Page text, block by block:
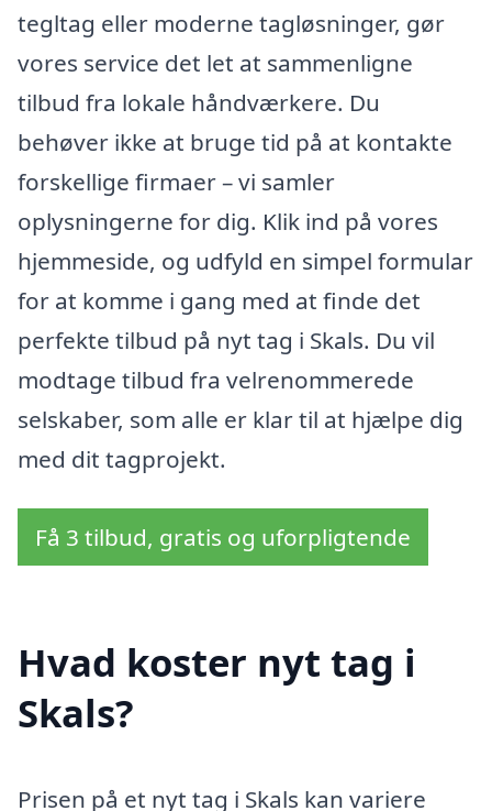
tegltag eller moderne tagløsninger, gør
vores service det let at sammenligne
tilbud fra lokale håndværkere. Du
behøver ikke at bruge tid på at kontakte
forskellige firmaer – vi samler
oplysningerne for dig. Klik ind på vores
hjemmeside, og udfyld en simpel formular
for at komme i gang med at finde det
perfekte tilbud på nyt tag i Skals. Du vil
modtage tilbud fra velrenommerede
selskaber, som alle er klar til at hjælpe dig
med dit tagprojekt.
Få 3 tilbud, gratis og uforpligtende
Hvad koster nyt tag i
Skals?
Prisen på et nyt tag i Skals kan variere